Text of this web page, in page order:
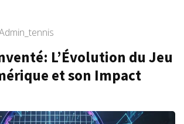
L’Évolution du Jeu
et son Impact